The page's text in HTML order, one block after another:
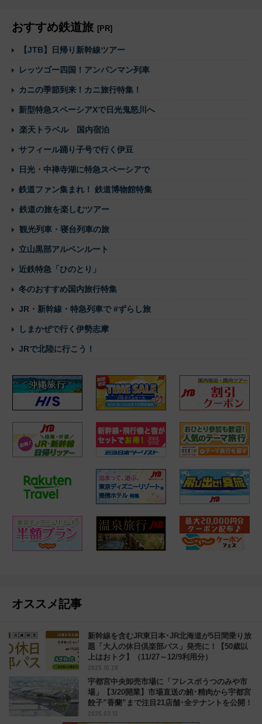
おすすめ鉄道旅 [PR]
【JTB】日帰り新幹線ツアー
レッツゴー四国！アンパンマン列車
カニの季節到来！カニ旅行特集！
新型特急スペーシアXで日光鬼怒川へ
楽天トラベル 国内宿泊
サフィール踊り子号で行く伊豆
日光・中禅寺湖に特急スペーシアで
鉄道ファン集まれ！ 鉄道博物館特集
鉄道の旅を楽しむツアー
観光列車・寝台列車の旅
立山黒部アルペンルート
近鉄特急「ひのとり」
冬のおすすめ国内旅行特集
JR・新幹線・特急列車で #ずらし旅
しまかぜで行く伊勢志摩
JRで北陸に行こう！
オススメ記事
新幹線を含むJR東日本･JR北海道が5日間乗り放
題「大人の休日倶楽部パス」発売に！【50歳以
上はおトク】（11/27～12/9利用分）
2025.10.28
宇都宮中央卸売市場に「フレスポうつのみや市
場」【3/20開業】市場直送の鮪･精肉から宇都宮
餃子”香蘭”まで注目21店舗･全テナントを公開！
2026.03.12